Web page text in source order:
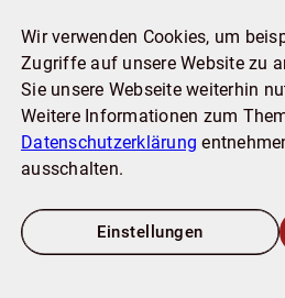
Wir verwenden Cookies, um
Zugriffe auf unsere Website zu
Sie unsere Webseite weiterhin
Weitere Informationen zum
Datenschutzerklärung
ausschalten.
Einstellungen